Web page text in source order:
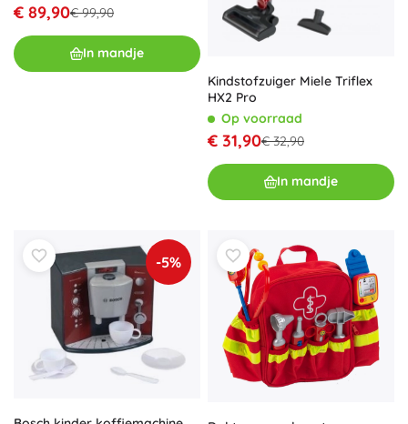
€ 89,90€ 99,90
In mandje
Kindstofzuiger Miele Triflex
HX2 Pro
Op voorraad
€ 31,90€ 32,90
In mandje
-5%